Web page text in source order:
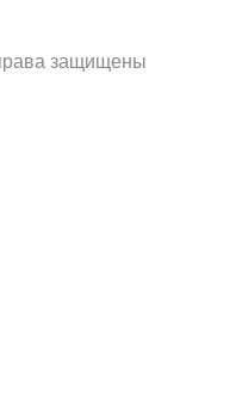
защищены